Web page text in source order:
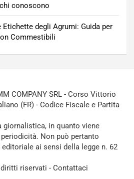
conoscono
degli Agrumi: Guida per
Commestibili
COMPANY SRL - Corso Vittorio
(FR) - Codice Fiscale e Partita
giornalistica, in quanto viene
Non può pertanto
ai sensi della legge n. 62
riservati - Contattaci